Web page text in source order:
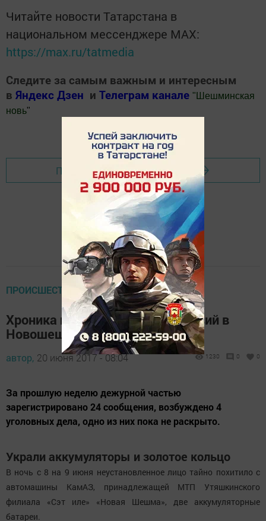
Читайте новости Татарстана в
национальном мессенджере MАХ:
https://max.ru/tatmedia
Следите за самым важным и интересным
в Яндекс Дзен и Телеграм канале " Шешминская
новь"
Добавить Шешминскую новь в Яндекс.Новости
Перейти на страницу новости
ПРОИСШЕСТВИЯ
Хроника недельных происшествий в
Новошешминском районе
автор, 20 июня 2017 - 08:04 1230 0 0
За прошлую неделю дежурной частью
зарегистрировано 24 сообщения, возбуждено 4
уголовных дела, одно из них пока не раскрыто.
Украли аккумуляторы и золотое кольцо
В ночь с 8 на 9 июня неустановленное лицо тайно похитило с
автомашины КамАЗ, принадлежащей МТП Утяшкинского
филиала «Сэт иле» «Новая Шешма», две аккумуляторные
батареи.